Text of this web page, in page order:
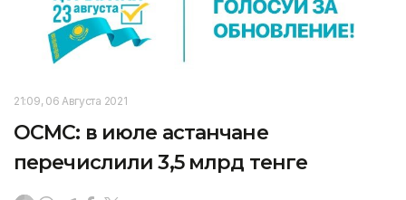
21:09, 06 Августа 2021
ОСМС: в июле астанчане
перечислили 3,5 млрд тенге